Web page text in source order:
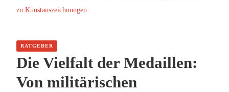
zu Kunstauszeichnungen
RATGEBER
Die Vielfalt der Medaillen:
Von militärischen